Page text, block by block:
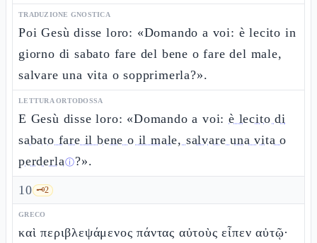
TRADUZIONE GNOSTICA
Poi Gesù disse loro: «Domando a voi: è lecito in
giorno di sabato fare del bene o fare del male,
salvare una vita o sopprimerla?».
LETTURA ORTODOSSA
E Gesù disse loro: «Domando a voi: è lecito di
sabato fare il bene o il male, salvare una vita o
perderlaⓘ?».
10 🗝️2
GRECO
καὶ περιβλεψάμενος πάντας αὐτοὺς εἶπεν αὐτῷ·